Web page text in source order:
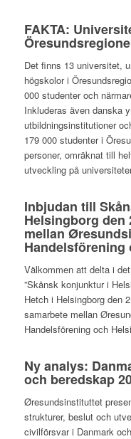
FAKTA:
Det finns 13 universitet,
högskolor i
000 studenter och
Inkluderas även danska
utbildningsinstitutioner
179 000 studenter i
personer, omräknat till
utveckling på
Inbjudan till
Helsingborg den
mellan
Välkommen att delta i
”Skånsk konjunktur i
Hetch i Helsingborg den
samarbete mellan
Handelsförening och
Ny analys:
och beredskap
Øresundsinstituttet
strukturer, beslut och
civilförsvar i Danmark